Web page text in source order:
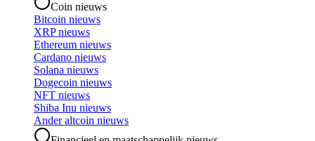
Coin nieuws
Bitcoin nieuws
XRP nieuws
Ethereum nieuws
Cardano nieuws
Solana nieuws
Dogecoin nieuws
NFT nieuws
Shiba Inu nieuws
Ander altcoin nieuws